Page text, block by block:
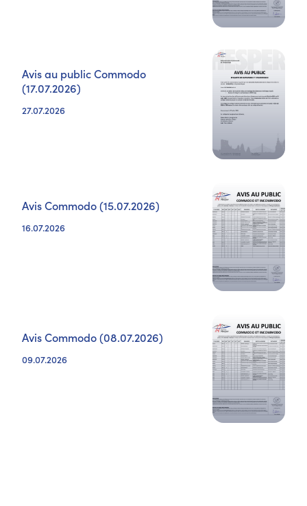
Avis au public Commodo
(17.07.2026)
27.07.2026
Avis Commodo (15.07.2026)
16.07.2026
Avis Commodo (08.07.2026)
09.07.2026